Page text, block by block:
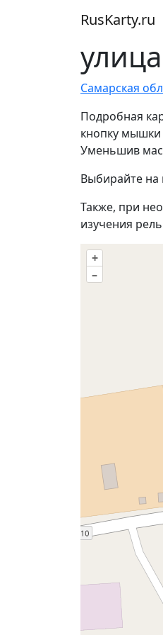
RusKarty.ru
Самарская обл
Подробная
кнопку мышки
Уменьшив
Выбирайте на
Также, при
изучения
+
–